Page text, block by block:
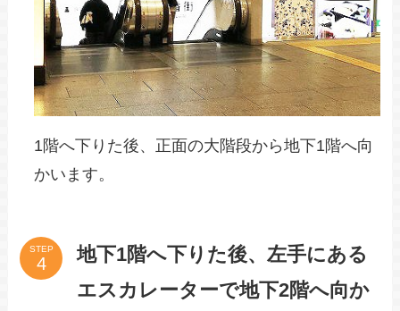
1階へ下りた後、正面の大階段から地下1階へ向
かいます。
STEP
地下1階へ下りた後、左手にある
エスカレーターで地下2階へ向か